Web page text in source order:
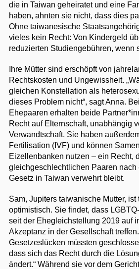
die in Taiwan geheiratet und eine
haben, ahnten sie nicht, dass dies
Ohne taiwanesische
vieles kein Recht: Von Kindergeld
reduzierten Studiengebühren, wenn
Ihre Mütter sind erschöpft von
Rechtskosten und Ungewissheit.
gleichen Konstellation als
dieses Problem nicht“, sagt Anna.
Ehepaaren erhalten beide
Recht auf Elternschaft, unabhängig
Verwandtschaft. Sie haben
Fertilisation (IVF) und können
Eizellenbanken nutzen – ein Recht,
gleichgeschlechtlichen Paaren nach
Gesetz in Taiwan verwehrt bleibt.
Sam, Jupiters taiwanische Mutter, ist
optimistisch. Sie findet, dass
seit der Ehegleichstellung 2019 auf
Akzeptanz in der Gesellschaft
Gesetzeslücken müssten
dass sich das Recht durch die
ändert.“ Während sie vor dem